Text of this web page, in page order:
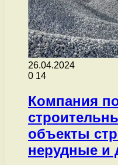
26.04.2024
0 14
Компания
объекты
нерудные и